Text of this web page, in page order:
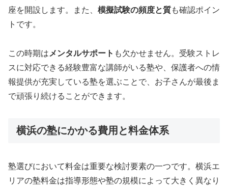
座を開設します。また、 模擬試験の頻度と質も確認ポイン
トです。
この時期は メンタルサポート も欠かせません。受験ストレ
スに対応できる経験豊富な講師がいる塾や、保護者への情
報提供が充実している塾を選ぶことで、お子さんが最後ま
で頑張り続けることができます。
横浜の塾にかかる費用と料金体系
塾選びにおいて料金は重要な検討要素の一つです。横浜エ
リアの塾料金は指導形態や塾の規模によって大きく異なり